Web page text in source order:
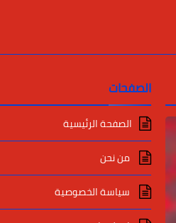
الصفحات
الصفحة الرئيسية
من نحن
سياسة الخصوصية